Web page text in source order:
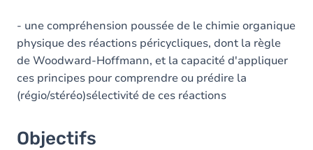
- une compréhension poussée de le chimie organique
physique des réactions péricycliques, dont la règle
de Woodward-Hoffmann, et la capacité d'appliquer
ces principes pour comprendre ou prédire la
(régio/stéréo)sélectivité de ces réactions
Objectifs